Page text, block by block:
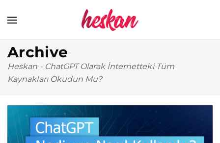
Archive
Heskan - ChatGPT Olarak İnternetteki Tüm
Kaynakları Okudun Mu?